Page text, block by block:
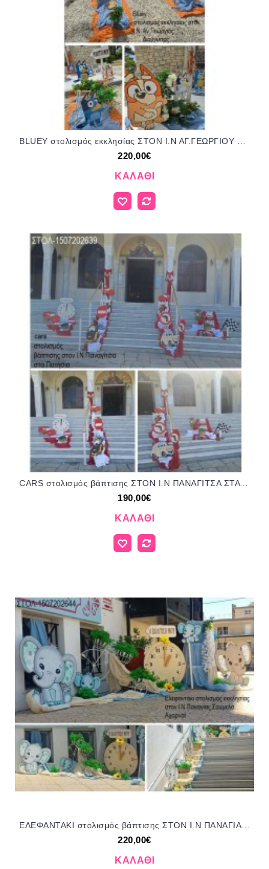
220,00€
ΚΑΛΆΘΙ
CARS στολισμός βάπτισης ΣΤΟΝ Ι.Ν ΠΑΝΑΓΙΤΣΑ ΣΤΑ ΠΑΤΗΣΙΑ ΣΤΟΛ-1507202639 190,00€!!!
190,00€
ΚΑΛΆΘΙ
EΛΕΦΑΝΤΑΚΙ στολισμός βάπτισης ΣΤΟΝ Ι.Ν ΠΑΝΑΓΙΑΣ ΣΟΥΜΕΛΑ ΑΧΑΡΝΑΙ ΣΤΟΛ-1507202644 220,00€!!!
220,00€
ΚΑΛΆΘΙ